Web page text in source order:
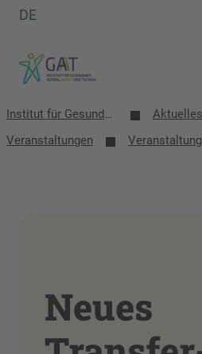
DE
Institut für Gesundheit, Altern, Arbeit und Technik (GAT)
Aktuelles
Veranstaltungen
Neues